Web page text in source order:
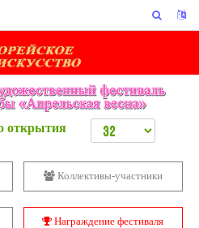
открытия
Коллективы-участники
Награждение фестиваля